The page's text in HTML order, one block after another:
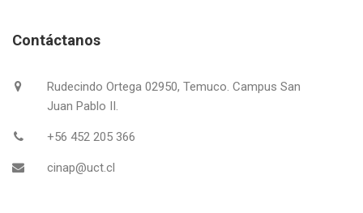
Contáctanos
Rudecindo Ortega 02950, Temuco. Campus San
Juan Pablo II.
+56 452 205 366
cinap@uct.cl